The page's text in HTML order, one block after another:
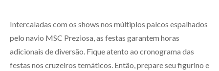
Intercaladas com os shows nos múltiplos palcos espalhados
pelo navio MSC Preziosa, as festas garantem horas
adicionais de diversão. Fique atento ao cronograma das
festas nos cruzeiros temáticos. Então, prepare seu figurino e